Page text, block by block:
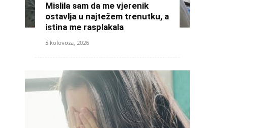
Mislila sam da me vjerenik
ostavlja u najtežem trenutku, a
istina me rasplakala
5 kolovoza, 2026